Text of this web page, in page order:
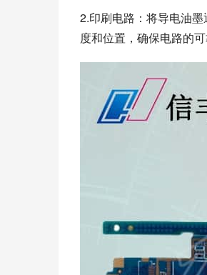
2.印刷电路：将导电油
度和位置，确保电路的可